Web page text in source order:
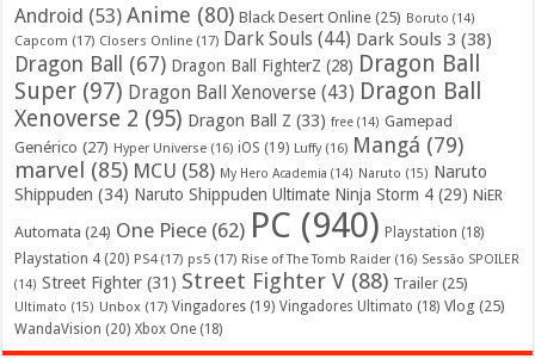
Android (53) Anime (80) Black Desert Online (25) Boruto (14)
Capcom (17) Closers Online (17) Dark Souls (44) Dark Souls 3 (38)
Dragon Ball (67) Dragon Ball FighterZ (28) Dragon Ball
Super (97) Dragon Ball Xenoverse (43) Dragon Ball
Xenoverse 2 (95) Dragon Ball Z (33) free (14) Gamepad
Genérico (27) Hyper Universe (16) iOS (19) Luffy(16) Mangá (79)
marvel (85) MCU (58) My Hero Academia (14) Naruto (15) Naruto
Shippuden (34) Naruto Shippuden Ultimate Ninja Storm 4 (29) NiER
Automata (24) One Piece (62) PC (940) Playstation (18)
Playstation 4 (20) PS4(17) ps5 (17) Rise of The Tomb Raider (16) Sessão SPOILER
(14) Street Fighter (31) Street Fighter V (88) Trailer (25)
Ultimato (15) Unbox (17) Vingadores (19) Vingadores Ultimato (18) Vlog (25)
WandaVision (20) Xbox One (18)